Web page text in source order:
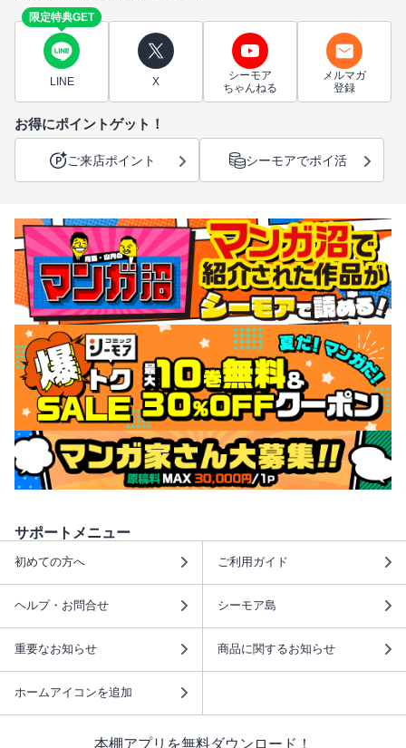
限定特典GET
LINE X
シーモア
ちゃんねる
メルマガ
登録
お得にポイントゲット！
ご来店ポイント シーモアでポイ活
サポートメニュー
初めての方へ ご利用ガイド
ヘルプ・お問合せ シーモア島
重要なお知らせ 商品に関するお知らせ
ホームアイコンを追加
本棚アプリを無料ダウンロード！